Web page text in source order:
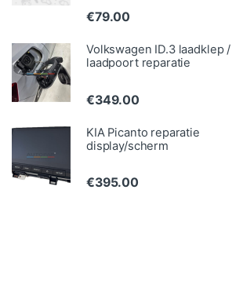
€79.00
Volkswagen ID.3 laadklep /
laadpoort reparatie
€349.00
KIA Picanto reparatie
display/scherm
€395.00